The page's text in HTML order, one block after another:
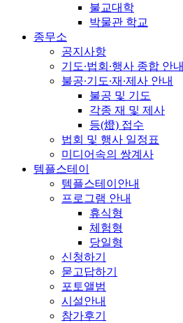
불교대학
박물관 학교
종무소
공지사항
기도∙법회∙행사 종합 안내
불공∙기도∙재∙제사 안내
불공 및 기도
각종 재 및 제사
등(燈) 접수
법회 및 행사 일정표
미디어속의 쌍계사
템플스테이
템플스테이안내
프로그램 안내
휴식형
체험형
당일형
신청하기
묻고답하기
포토앨범
시설안내
참가후기